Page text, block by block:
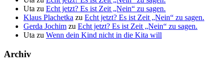
Uta zu Echt jetzt? Es ist Zeit „Nein“ zu sagen.
Klaus Plachetka zu Echt jetzt? Es ist Zeit „Nein“ zu sagen.
Gerda Jochim zu Echt jetzt? Es ist Zeit „Nein“ zu sagen.
Uta zu Wenn dein Kind nicht in die Kita will
Archiv